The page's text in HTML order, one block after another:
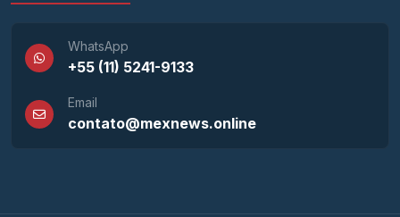
WhatsApp
+55 (11) 5241-9133
Email
contato@mexnews.online